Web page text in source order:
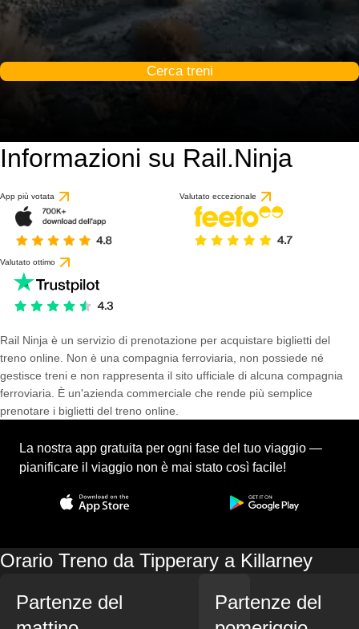
Cerca treni
Informazioni su Rail.Ninja
App più votata Valutato eccezionale
Valutato ottimo
Rail Ninja è un servizio di prenotazione per acquistare biglietti del
treno online. Non è una compagnia ferroviaria, non possiede né
gestisce treni e non rappresenta il sito ufficiale di alcuna compagnia
ferroviaria. È un'azienda commerciale che rende più semplice
prenotare i biglietti del treno online.
La nostra app gratuita per ogni fase del tuo viaggio —
pianificare il viaggio non è mai stato così facile!
Orario Treno da Tipperary a Killarney
Partenze del
Partenze del